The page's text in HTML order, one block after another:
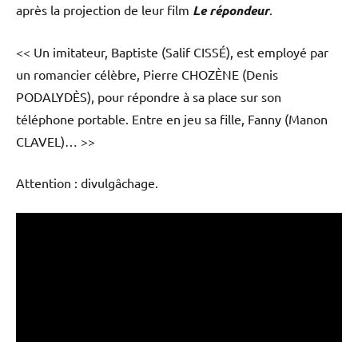
après la projection de leur film Le répondeur.
<< Un imitateur, Baptiste (Salif CISSÉ), est employé par
un romancier célèbre, Pierre CHOZÈNE (Denis
PODALYDÈS), pour répondre à sa place sur son
téléphone portable. Entre en jeu sa fille, Fanny (Manon
CLAVEL)… >>
Attention : divulgâchage.